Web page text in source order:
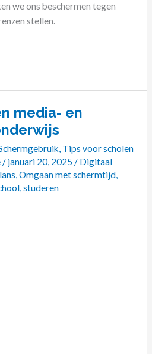
we ons beschermen tegen
stellen.
media- en
, Tips voor scholen
/ januari 20, 2025 / Digitaal
,Omgaan met schermtijd,
,studeren